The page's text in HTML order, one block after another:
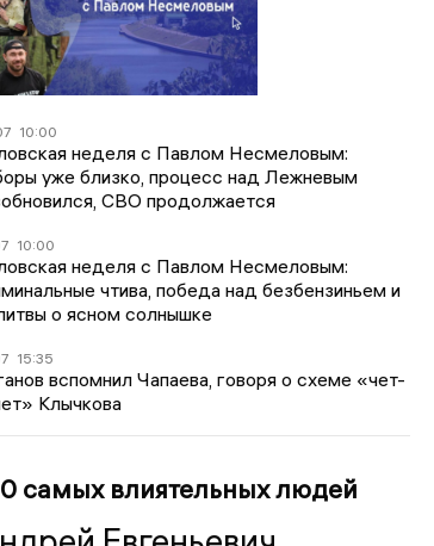
10:00
неделя с Павлом Несмеловым:
уже близко, процесс над Лежневым
СВО продолжается
10:00
неделя с Павлом Несмеловым:
чтива, победа над безбензиньем и
о ясном солнышке
15:35
вспомнил Чапаева, говоря о схеме «чет-
Клычкова
самых влиятельных людей